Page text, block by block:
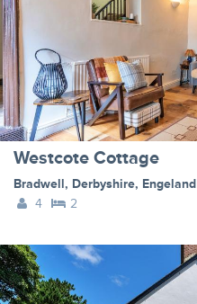
Westcote Cottage
Bradwell, Derbyshire, Engeland
4
2